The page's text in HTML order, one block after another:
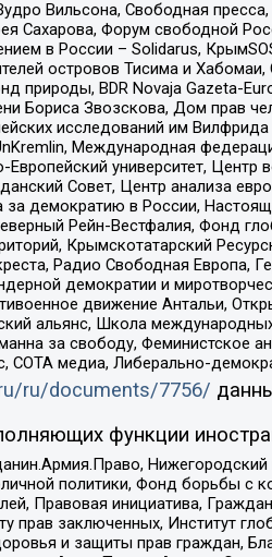
Вильсона, Свободная
Сахарова, Форум свободной
в России – Solidarus,
островов Тисима и
природы, BDR Novaja Gazeta-
Бориса Звозскова, Дом прав
исследований им
Международная
Европейский университет,
Совет, Центр анализа
демократию в России,
Рейн-Вестфалия, Фонд
Крымскотатарский
Радио Свободная Европа,
демократии и
движение Антальи,
альянс, Школа
за свободу, Феминистское
СОТА медиа, Либерально-
ru/documents/7756/
функции
политики, Фонд борьбы
Правовая инициатива,
прав заключенных, Институт
и защиты прав граждан,